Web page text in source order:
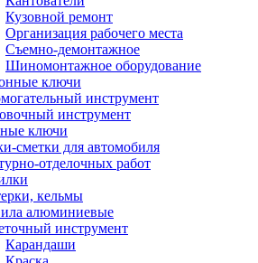
Кузовной ремонт
Организация рабочего места
Съемно-демонтажное
Шиномонтажное оборудование
ключи
инструмент
инструмент
ключи
сметки для автомобиля
отделочных работ
кельмы
алюминиевые
инструмент
Карандаши